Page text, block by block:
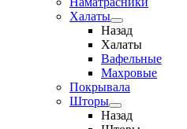
Халаты
Назад
Халаты
Вафельные
Махровые
Покрывала
Шторы
Назад